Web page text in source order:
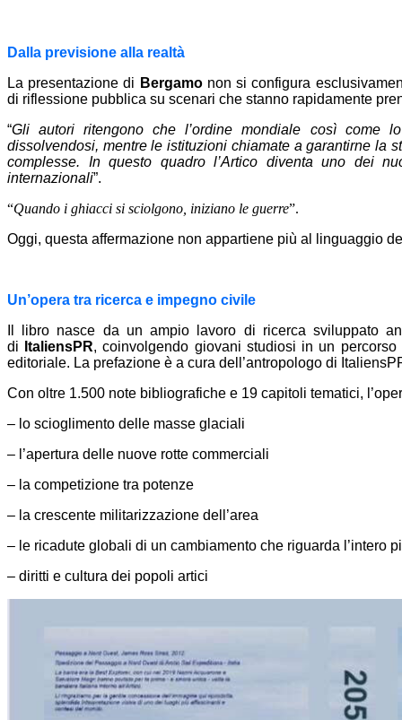
Dalla previsione alla realtà
La presentazione di Bergamonon si configura
di riflessione pubblica su scenari che stanno rapidamente
“Gli autori ritengono che l’ordine mondiale così come
dissolvendosi, mentre le istituzioni chiamate a garantirne la
complesse. In questo quadro l’Artico diventa uno dei
internazionali”.
“Quando i ghiacci si sciolgono, iniziano le guerre”.
Oggi, questa affermazione non appartiene più al linguaggio
Un’opera tra ricerca e impegno civile
Il libro nasce da un ampio lavoro di ricerca sviluppato
di
ItaliensPR, coinvolgendo giovani studiosi in un
editoriale. La prefazione è a cura dell’antropologo di
Con oltre 1.500 note bibliografiche e 19 capitoli tematici,
– lo scioglimento delle masse glaciali
– l’apertura delle nuove rotte commerciali
– la competizione tra potenze
– la crescente militarizzazione dell’area
– le ricadute globali di un cambiamento che riguarda l’intero
– diritti e cultura dei popoli artici